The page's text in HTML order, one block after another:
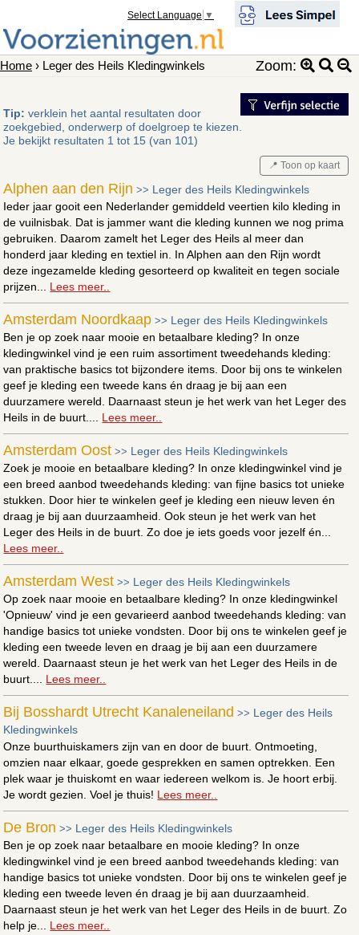
Select Language ▼
Home › Leger des Heils Kledingwinkels Zoom:
Tip: verklein het aantal resultaten door
zoekgebied, onderwerp of doelgroep te kiezen.
Je bekijkt resultaten 1 tot 15 (van 101)
📍 Toon op kaart
Alphen aan den Rijn >> Leger des Heils Kledingwinkels
Ieder jaar gooit een Nederlander gemiddeld veertien kilo kleding in
de vuilnisbak. Dat is jammer want die kleding kunnen we nog prima
gebruiken. Daarom zamelt het Leger des Heils al meer dan
honderd jaar kleding en textiel in. In Alphen aan den Rijn wordt
deze ingezamelde kleding gesorteerd op kwaliteit en tegen sociale
prijzen... Lees meer..
Amsterdam Noordkaap >> Leger des Heils Kledingwinkels
Ben je op zoek naar mooie en betaalbare kleding? In onze
kledingwinkel vind je een ruim assortiment tweedehands kleding:
van praktische basics tot bijzondere items. Door bij ons te winkelen
geef je kleding een tweede kans én draag je bij aan een
duurzamere wereld. Daarnaast steun je het werk van het Leger des
Heils in de buurt.... Lees meer..
Amsterdam Oost >> Leger des Heils Kledingwinkels
Zoek je mooie en betaalbare kleding? In onze kledingwinkel vind je
een breed aanbod tweedehands kleding: van fijne basics tot unieke
stukken. Door hier te winkelen geef je kleding een nieuw leven én
draag je bij aan duurzaamheid. Ook steun je het werk van het
Leger des Heils in de buurt. Zo doe je iets goeds voor jezelf én...
Lees meer..
Amsterdam West >> Leger des Heils Kledingwinkels
Op zoek naar mooie en betaalbare kleding? In onze kledingwinkel
'Opnieuw' vind je een gevarieerd aanbod tweedehands kleding: van
handige basics tot unieke vondsten. Door bij ons te winkelen geef je
kleding een tweede leven en draag je bij aan een duurzamere
wereld. Daarnaast steun je het werk van het Leger des Heils in de
buurt.... Lees meer..
Bij Bosshardt Utrecht Kanaleneiland >> Leger des Heils
Kledingwinkels
Onze buurthuiskamers zijn van en door de buurt. Ontmoeting,
omzien naar elkaar, goede gesprekken en samen optrekken. Een
plek waar je thuiskomt en waar iedereen welkom is. Je hoort erbij.
Je wordt gezien. Voel je thuis! Lees meer..
De Bron >> Leger des Heils Kledingwinkels
Ben je op zoek naar betaalbare en mooie kleding? In onze
kledingwinkel vind je een breed aanbod tweedehands kleding: van
handige basics tot unieke vondsten. Door bij ons te winkelen geef je
kleding een tweede leven én draag je bij aan duurzaamheid.
Daarnaast steun je het werk van het Leger des Heils in de buurt. Zo
help je... Lees meer..